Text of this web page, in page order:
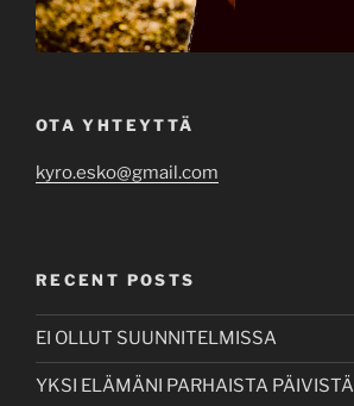
OTA YHTEYTTÄ
kyro.esko@gmail.com
RECENT POSTS
EI OLLUT SUUNNITELMISSA
YKSI ELÄMÄNI PARHAISTA PÄIVISTÄ